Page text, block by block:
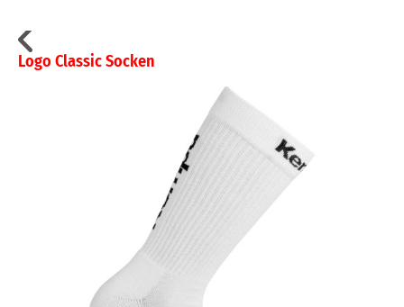
Logo Classic Socken